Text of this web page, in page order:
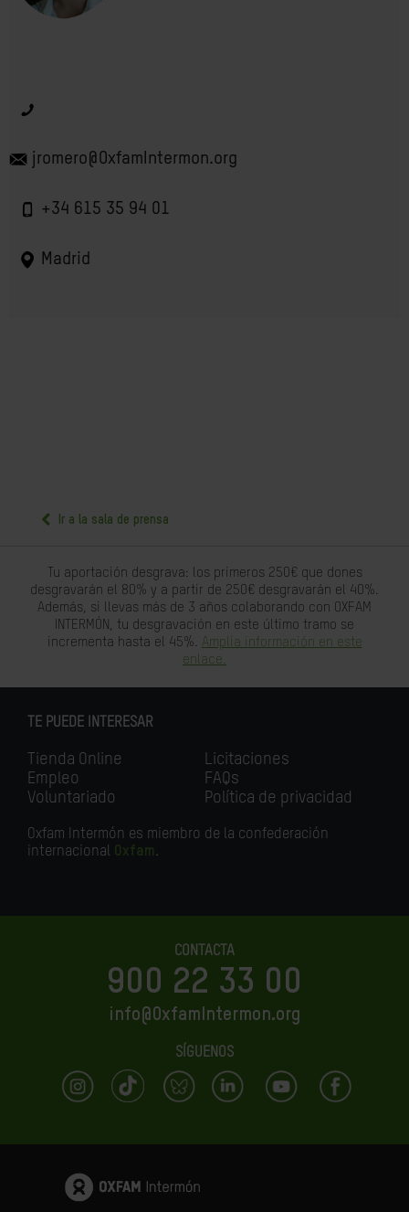
jromero@OxfamIntermon.org
+34 615 35 94 01
Madrid
Ir a la sala de prensa
Tu aportación desgrava: los primeros 250€ que dones
desgravarán el 80% y a partir de 250€ desgravarán el 40%.
Además, si llevas más de 3 años colaborando con OXFAM
INTERMÓN, tu desgravación en este último tramo se
incrementa hasta el 45%. Amplia información en este
enlace.
TE PUEDE INTERESAR
Tienda Online
Empleo
Voluntariado
Licitaciones
FAQs
Política de privacidad
Oxfam Intermón es miembro de la confederación
internacional Oxfam.
CONTACTA
900 22 33 00
info@OxfamIntermon.org
SÍGUENOS